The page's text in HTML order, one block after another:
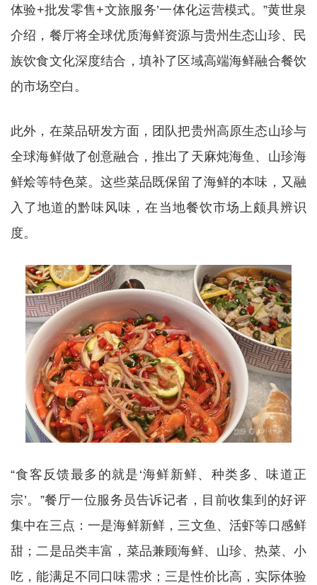
体验+批发零售+文旅服务’一体化运营模式。”黄世泉
介绍，餐厅将全球优质海鲜资源与贵州生态山珍、民
族饮食文化深度结合，填补了区域高端海鲜融合餐饮
的市场空白。
此外，在菜品研发方面，团队把贵州高原生态山珍与
全球海鲜做了创意融合，推出了天麻炖海鱼、山珍海
鲜烩等特色菜。这些菜品既保留了海鲜的本味，又融
入了地道的黔味风味，在当地餐饮市场上颇具辨识
度。
“食客反馈最多的就是‘海鲜新鲜、种类多、味道正
宗’。”餐厅一位服务员告诉记者，目前收集到的好评
集中在三点：一是海鲜新鲜，三文鱼、活虾等口感鲜
甜；二是品类丰富，菜品兼顾海鲜、山珍、热菜、小
吃，能满足不同口味需求；三是性价比高，实际体验